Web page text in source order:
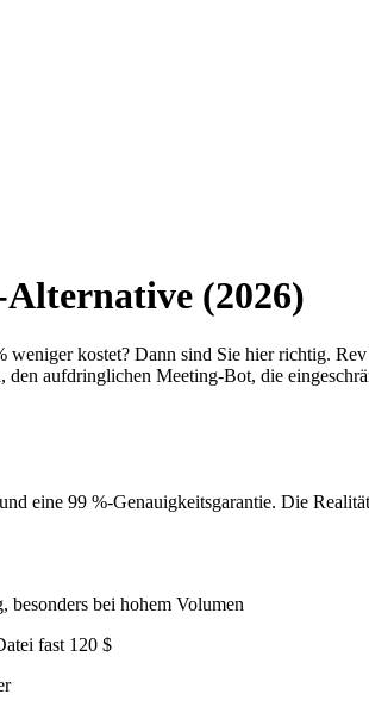
(2026)
kostet? Dann sind Sie hier richtig.
aufdringlichen Meeting-Bot, die
eine 99 %-Genauigkeitsgarantie. Die
bei hohem Volumen
fast 120 $